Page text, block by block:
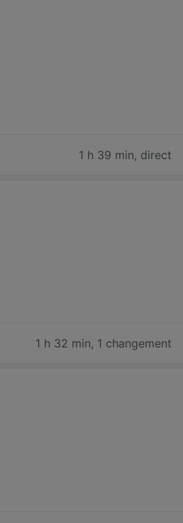
1 h 39 min, direct
1 h 32 min, 1 changement